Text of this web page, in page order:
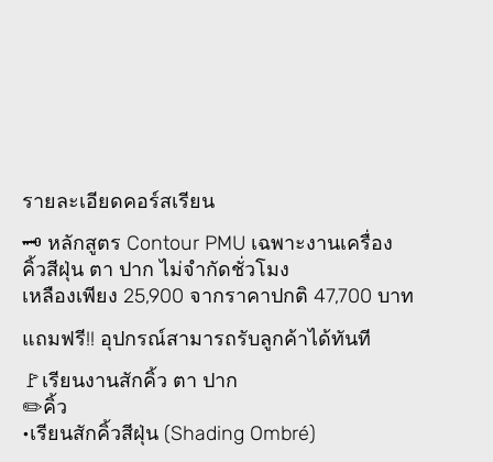
รายละเอียดคอร์สเรียน
🗝 หลักสูตร Contour PMU เฉพาะงานเครื่อง
คิ้วสีฝุ่น ตา ปาก ไม่จำกัดชั่วโมง
เหลืองเพียง 25,900 จากราคาปกติ 47,700 บาท
แถมฟรี!! อุปกรณ์สามารถรับลูกค้าได้ทันที
🚩เรียนงานสักคิ้ว ตา ปาก
✏️คิ้ว
•เรียนสักคิ้วสีฝุ่น (Shading Ombré)